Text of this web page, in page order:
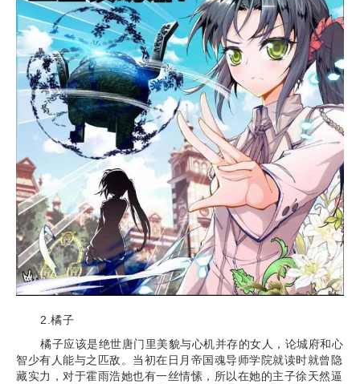
2.橘子
橘子应该是绝世唐门里美貌与心机并存的女人，论城府和心
智少有人能与之匹敌。当初在日月帝国魂导师学院就读时就曾隐
藏实力，对于霍雨浩她也有一丝情愫，所以在她的主子徐天然逼